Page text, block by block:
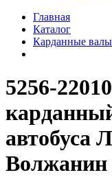
Главная
Каталог
Карданные
5256-
автобуса